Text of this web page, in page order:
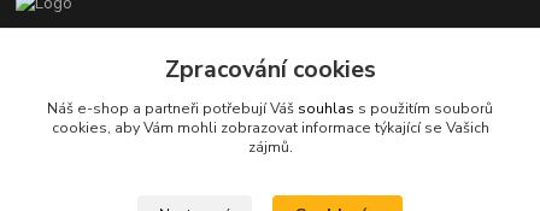
+420 601 366 545
info@spkcomputer.cz
Zpracování cookies
Náš e-shop a partneři potřebují Váš souhlas s použitím souborů
cookies, aby Vám mohli zobrazovat informace týkající se Vašich
zájmů.